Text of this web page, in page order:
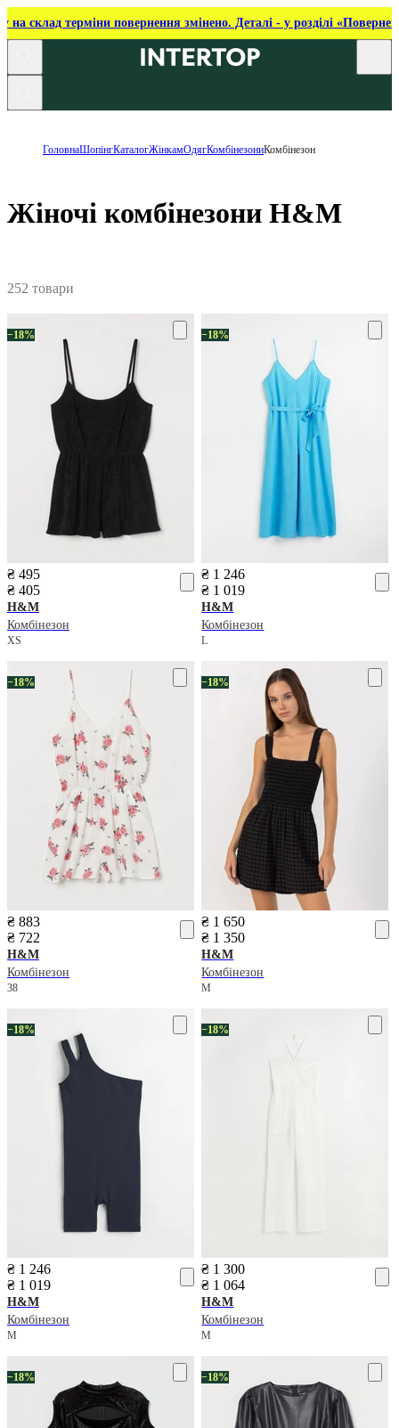
на склад терміни повернення змінено. Деталі - у розділі
ГоловнаШопінгКаталогЖінкамОдягКомбінезониКомбінезон
Жіночі комбінезони H&M
252 товари
−18%
₴ 495
₴ 405
H&M
Комбінезон
XS
−18%
₴ 1 246
₴ 1 019
H&M
Комбінезон
L
−18%
₴ 883
₴ 722
H&M
Комбінезон
38
−18%
₴ 1 650
₴ 1 350
H&M
Комбінезон
M
−18%
₴ 1 246
₴ 1 019
H&M
Комбінезон
M
−18%
₴ 1 300
₴ 1 064
H&M
Комбінезон
M
−18% −18%